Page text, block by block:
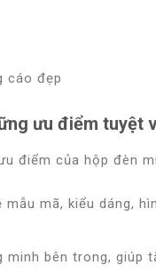
ưu điểm tuyệt
điểm của hộp đèn
mã, kiểu dáng,
bên trong, giúp